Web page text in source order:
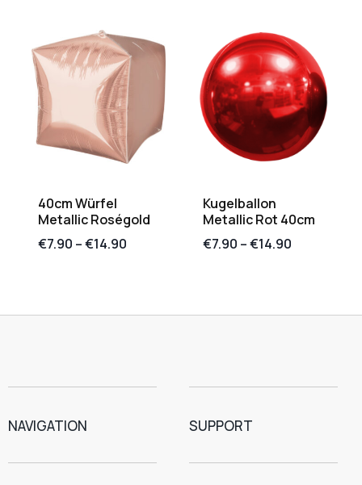
40cm Würfel
Metallic Roségold
€7.90 –€14.90
Kugelballon
Metallic Rot 40cm
€7.90 –€14.90
NAVIGATION SUPPORT